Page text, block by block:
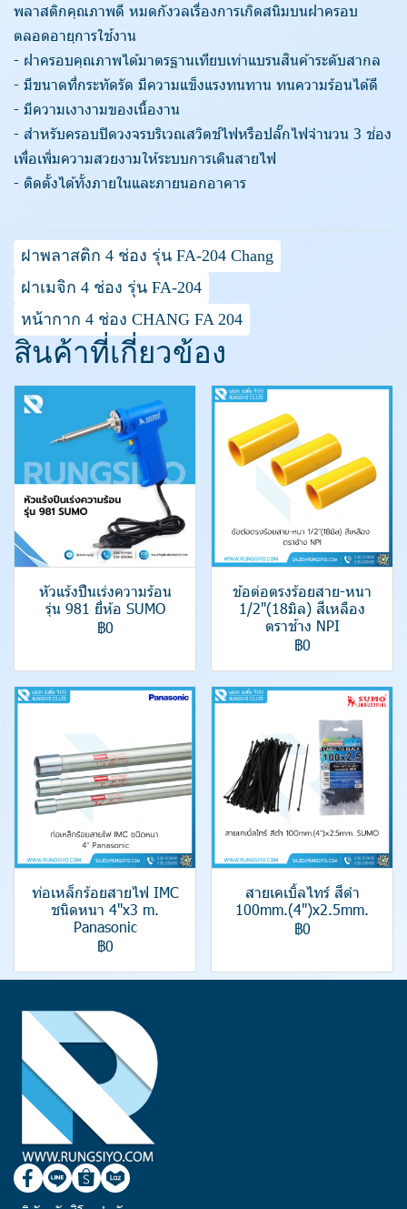
พลาสติกคุณภาพดี หมดกังวลเรื่องการเกิดสนิมบนฝาครอบ
ตลอดอายุการใช้งาน
- ฝาครอบคุณภาพได้มาตรฐานเทียบเท่าแบรนสินค้าระดับสากล
- มีขนาดที่กระทัดรัด มีความแข็งแรงทนทาน ทนความร้อนได้ดี
- มีความเงางามของเนื้องาน
- สำหรับครอบปิดวงจรบริเวณสวิตช์ไฟหรือปลั๊กไฟจำนวน 3 ช่อง
เพื่อเพิ่มความสวยงามให้ระบบการเดินสายไฟ
- ติดตั้งได้ทั้งภายในและภายนอกอาคาร
ฝาพลาสติก 4 ช่อง รุ่น FA-204 Chang
ฝาเมจิก 4 ช่อง รุ่น FA-204
หน้ากาก 4 ช่อง CHANG FA 204
สินค้าที่เกี่ยวข้อง
หัวแร้งปืนเร่งความร้อน
รุ่น 981 ยี่ห้อ SUMO
฿0
ข้อต่อตรงร้อยสาย-หนา
1/2"(18มิล) สีเหลือง
ตราช้าง NPI
฿0
ท่อเหล็กร้อยสายไฟ IMC
ชนิดหนา 4"x3 m.
Panasonic
฿0
สายเคเบิ้ลไทร์ สีดำ
100mm.(4")x2.5mm.
฿0